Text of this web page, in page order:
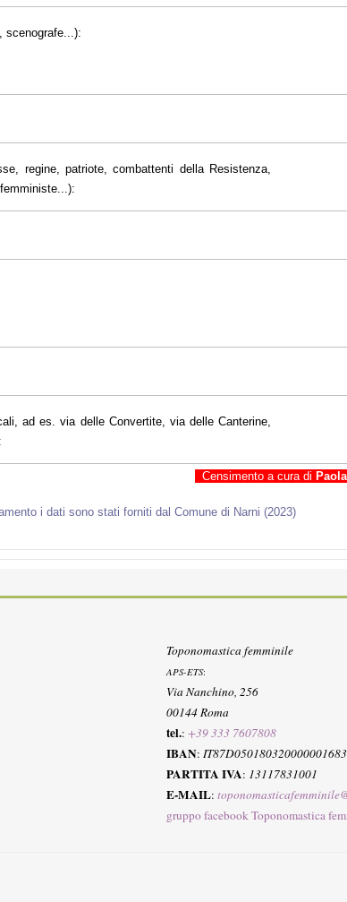
scenografe...):
regine, patriote, combattenti della Resistenza,
ad es. via delle Convertite, via delle Canterine,
Censimento a cura di
i dati sono stati forniti dal Comune di Narni (2023)
Toponomastica femminile
APS-ETS:
Via Nanchino, 256
00144 Roma
tel.: +39 333 7607808
IBAN:
PARTITA IVA: 13117831001
E-MAIL:
gruppo facebook Toponomastica